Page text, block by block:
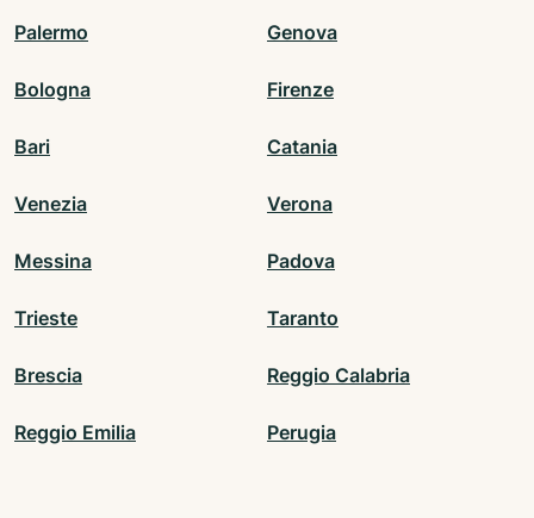
Palermo Genova
Bologna Firenze
Bari Catania
Venezia Verona
Messina Padova
Trieste Taranto
Brescia Reggio Calabria
Reggio Emilia Perugia